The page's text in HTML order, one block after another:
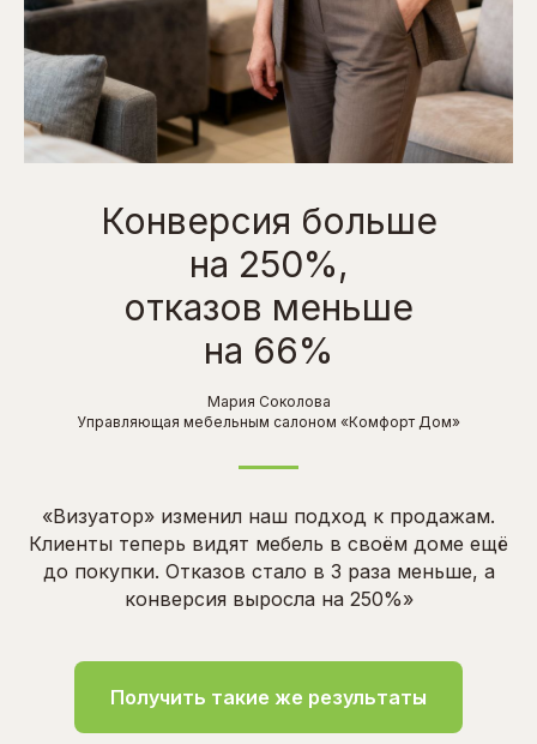
Конверсия больше
на 250%,
отказов меньше
на 66%
Мария Соколова
Управляющая мебельным салоном «Комфорт Дом»
«Визуатор» изменил наш подход к продажам.
Клиенты теперь видят мебель в своём доме ещё
до покупки. Отказов стало в 3 раза меньше, а
конверсия выросла на 250%»
Получить такие же результаты